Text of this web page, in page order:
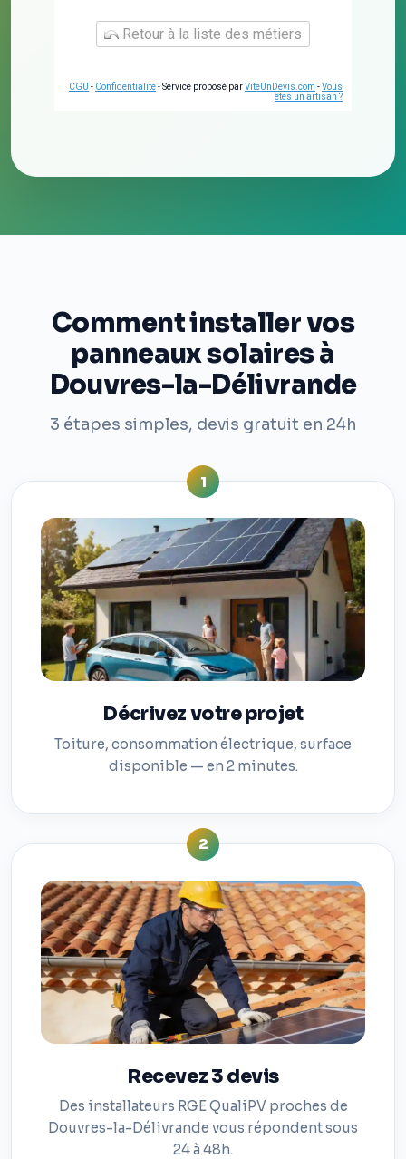
Retour à la liste des métiers
CGU - Confidentialité- Service proposé parViteUnDevis.com -Vous
êtes un artisan ?
Comment installer vos
panneaux solaires à
Douvres-la-Délivrande
3 étapes simples, devis gratuit en 24h
1
Décrivez votre projet
Toiture, consommation électrique, surface
disponible — en 2 minutes.
2
Recevez 3 devis
Des installateurs RGE QualiPV proches de
Douvres-la-Délivrande vous répondent sous
24 à 48h.